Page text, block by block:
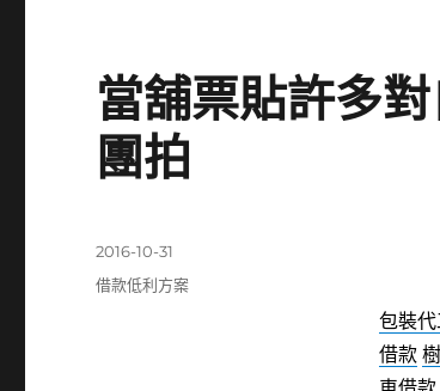
當舖票貼許多
團拍
包裝
借款
發
佈
2016-10-31
分
借款低利方案